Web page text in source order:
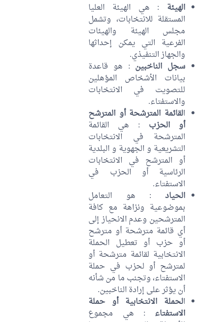
الهيئة : هي الهيئة العليا
المستقلة للانتخابات، وتشمل
مجلس الهيئة والهيئات
الفرعية التي يمكن إحداثها
والجهاز التنفيذي.
سجل الناخبين : هو قاعدة
بيانات الأشخاص المؤهلين
للتصويت في الانتخابات
والاستفتاء.
القائمة المترشحة أو المترشح
أو الحزب : هي القائمة
المترشحة في الانتخابات
التشريعية و الجهوية و البلدية
أو المترشح في الانتخابات
الرئاسية أو الحزب في
الاستفتاء.
الحياد : هو التعامل
بموضوعية ونزاهة مع كافة
المترشحين وعدم الانحياز إلى
أي قائمة مترشحة أو مترشح
أو حزب أو تعطيل الحملة
الانتخابية لقائمة مترشحة أو
لمترشح أو لحزب في حملة
الاستفتاء، وتجنب ما من شأنه
أن يؤثر على إرادة الناخبين.
الحملة الانتخابية أو حملة
الاستفتاء : هي مجموع